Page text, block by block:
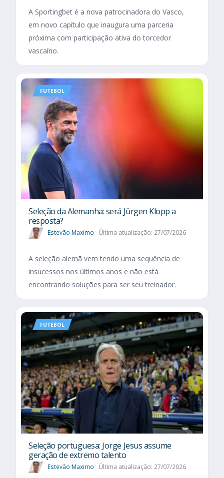
A Sportingbet é a nova patrocinadora do Vasco,
em novo capítulo que inaugura uma parceria
próxima com participação ativa do torcedor
vascaíno.
FUTEBOL
Seleção da Alemanha: será Jürgen Klopp a
resposta?
Estevão Maximo Última atualização: 27/07/2026
A seleção alemã vem tendo uma sequência de
insucessos nos últimos anos e não está
encontrando soluções para ser seu treinador.
FUTEBOL
Seleção portuguesa: Jorge Jesus assume
geração de extremo talento
Estevão Maximo Última atualização: 27/07/2026